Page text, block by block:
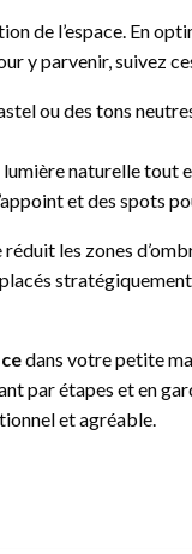
de l’espace. En
y parvenir, suivez
ou des tons
lumière naturelle tout
et des spots
les zones
dans votre petite
par étapes et en
et agréable.